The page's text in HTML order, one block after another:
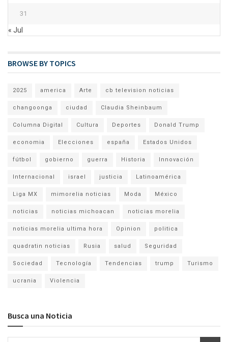
31
« Jul
BROWSE BY TOPICS
2025 america Arte cb television noticias
changoonga ciudad Claudia Sheinbaum
Columna Digital Cultura Deportes Donald Trump
economia Elecciones españa Estados Unidos
fútbol gobierno guerra Historia Innovación
Internacional israel justicia Latinoamérica
Liga MX mimorelia noticias Moda México
noticias noticias michoacan noticias morelia
noticias morelia ultima hora Opinion politica
quadratin noticias Rusia salud Seguridad
Sociedad Tecnología Tendencias trump Turismo
ucrania Violencia
Busca una Noticia